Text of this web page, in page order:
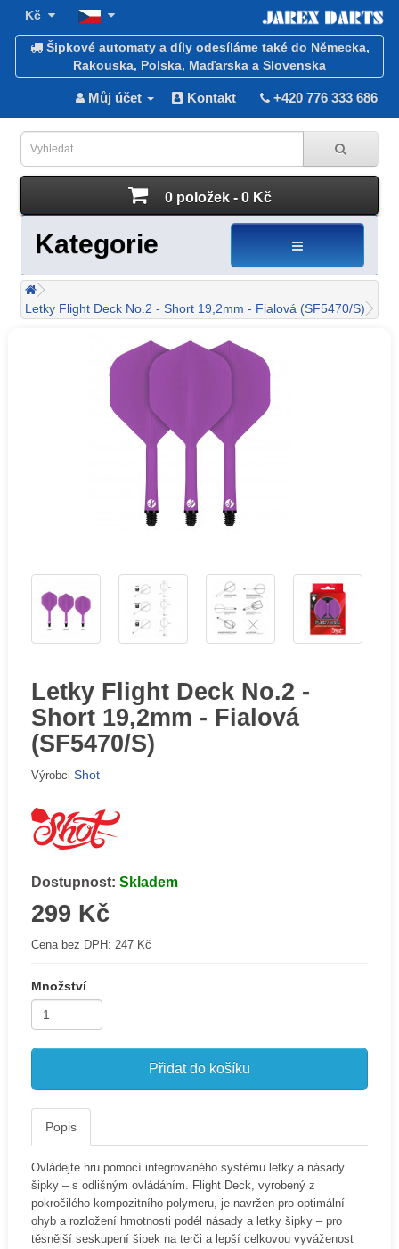
Kč
Šipkové automaty a díly odesíláme také do Německa,
Rakouska, Polska, Maďarska a Slovenska
Můj účet Kontakt +420 776 333 686
0 položek - 0 Kč
Kategorie
Letky Flight Deck No.2 - Short 19,2mm - Fialová (SF5470/S)
Letky Flight Deck No.2 -
Short 19,2mm - Fialová
(SF5470/S)
Výrobci Shot
Dostupnost: Skladem
299 Kč
Cena bez DPH: 247 Kč
Množství
Přidat do košíku
Popis
Ovládejte hru pomocí integrovaného systému letky a násady
šipky – s odlišným ovládáním. Flight Deck, vyrobený z
pokročilého kompozitního polymeru, je navržen pro optimální
ohyb a rozložení hmotnosti podél násady a letky šipky – pro
těsnější seskupení šipek na terči a lepší celkovou vyváženost